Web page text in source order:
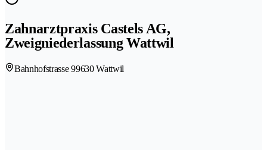
Zahnarztpraxis Castels AG,
Zweigniederlassung Wattwil
Bahnhofstrasse 99630 Wattwil